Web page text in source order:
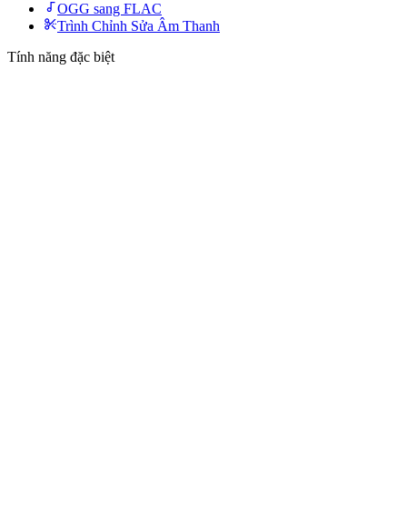
OGG sang FLAC
Trình Chỉnh Sửa Âm Thanh
Tính năng đặc biệt